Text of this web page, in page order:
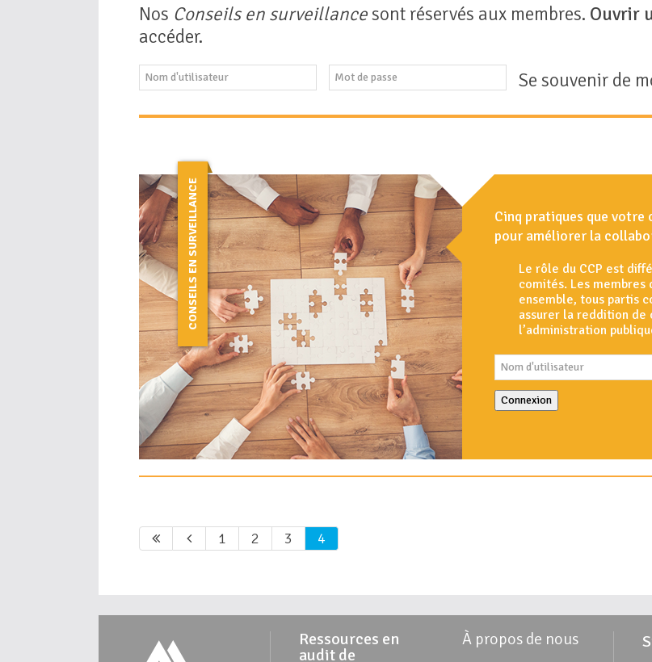
Nos Conseils en surveillancesont réservés aux membres. Ouvrir
accéder.
Se souvenir de
CONSEILS EN SURVEILLANCE
Cinq pratiques que
pour améliorer la
Le rôle du CCP est
comités. Les membres
ensemble, tous partis
assurer la reddition
l’administration
Connexion
1 2 3 4
Ressources en
audit de
À propos de nous